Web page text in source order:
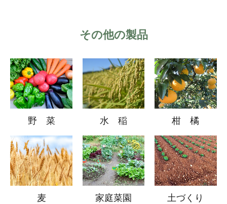
その他の製品
野 菜 水 稲 柑 橘
麦 家庭菜園 土づくり